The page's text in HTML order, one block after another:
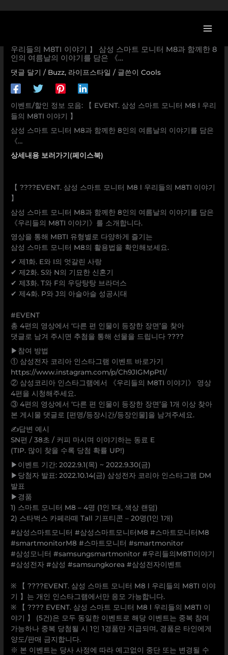
로
우리들의 M8TI 이야기 】 삼성 스마트 모니터 M8과 함께한 8
인의 여름날의 이야기를 담은 《…
댓글 달기 / Buzz, 라이프스타일 / 글쓴이Cools
이벤트/할인 정보 모음: 【 EVENT. 삼성 스마트 모니터 M8 Ι 우리
들의 M8TI 이야기 】
삼성 스마트 모니터 M8과 함께한 8인의 여름날의 이야기를 담은
《…
상세내용 보러가기(페이스북)
【 ????EVENT. 삼성 스마트 모니터 M8 Ι 우리들의 M8TI 이야기
】
삼성 스마트 모니터 M8과 함께한 8인의 여름날의 이야기를 담은
《우리들의 M8TI 이야기》를 소개합니다.
영상을 통해 MBTI 유형별로 다양하게 즐기는
삼성 스마트 모니터 M8의 활용법을 확인해보세요.
✔ 제1화. E와 I의 엇갈린 사랑
✔ 제2화. S와 N의 기묘한 신혼기
✔ 제3화. T와 F의 우당탕탕 브라더스
✔ 제4화. P와 J의 아슬아슬 성공시대
#EVENT
총 4편의 영상에서 ‘다른 편 인물이 등장한 장면’을 찾아
댓글로 남겨 주시면 추첨을 통해 선물을 드립니다 ????
▶참여 방법
① 삼성전자 코리아 인스타그램 이벤트 바로가기
https://www.instagram.com/p/Ch9JIGMpPtl/
② 삼성코리아 인스타그램에서 《우리들의 M8TI 이야기》 영상
4편을 시청해주세요.
③ 4편의 영상에서 ‘다른 편 인물이 등장한 장면’을 1개 이상 찾아
본 게시물 댓글로 [편명/등장시간/등장인물]을 남겨주세요.
✍️답변 예시
SN편 / 38초 / 커피 마시며 이야기하는 동료 E
(TIP. 많이 찾을 수록 당첨 확률 UP!)
▶이벤트 기간: 2022.9.1(목) ~ 2022.9.30(금)
▶당첨자 발표: 2022.10.14(금) 삼성전자 코리아 인스타그램 DM
발표
▶경품
1) 스마트 모니터 M8 – 4명 (1인 1대, 색상 랜덤)
2) 스타벅스 카페라떼 Tall 기프티콘 – 20명(1인 1개)
#삼성스마트모니터 #삼성스마트모니터M8 #스마트모니터M8
#smartmonitorM8 #스마트모니터 #smartmonitor
#삼성모니터 #samsungsmartmonitor #우리들의M8TI이야기
#삼성전자 #삼성 #samsungkorea #삼성전자이벤트
※ 【 ????EVENT. 삼성 스마트 모니터 M8 Ι 우리들의 M8TI 이야
기 】는 개인 인스타그램에서만 응모 가능합니다.
※ 【 ???? EVENT. 삼성 스마트 모니터 M8 Ι 우리들의 M8TI 이
야기 】 (5건)은 모두 동일한 이벤트로 해당 이벤트는 중복 참여
가능하나 중복 당첨될 시 1인 1경품만 지급되며, 경품은 타인에게
양도/판매 금지합니다.
※ 본 이벤트는 당사 사정에 따라 예고없이 중단 또는 변경될 수